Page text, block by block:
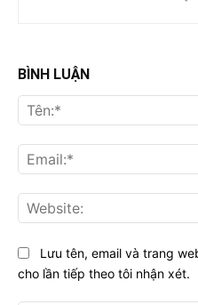
BÌNH LUẬN
Lưu tên, email và trang
cho lần tiếp theo tôi nhận xét.